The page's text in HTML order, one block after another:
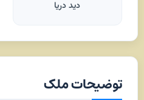
دید دریا
توضیحات ملک